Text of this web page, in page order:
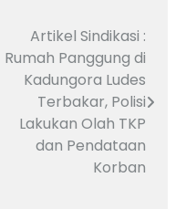
Artikel Sindikasi :
Rumah Panggung di
Kadungora Ludes
Terbakar, Polisi
Lakukan Olah TKP
dan Pendataan
Korban